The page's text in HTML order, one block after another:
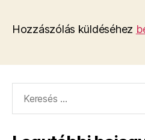
Hozzászólás küldéséhez